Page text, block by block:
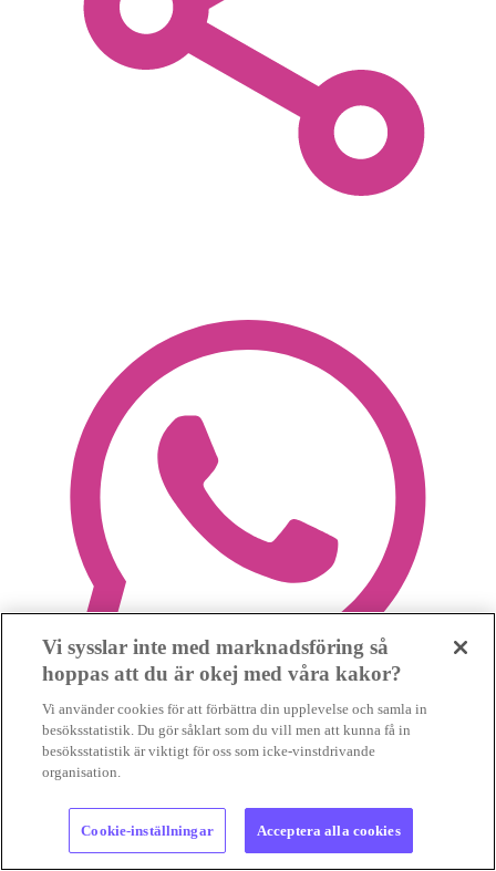
Vi sysslar inte med marknadsföring så
hoppas att du är okej med våra kakor?
Vi använder cookies för att förbättra din upplevelse och samla in
besöksstatistik. Du gör såklart som du vill men att kunna få in
besöksstatistik är viktigt för oss som icke-vinstdrivande
organisation.
Cookie-inställningar Acceptera alla cookies